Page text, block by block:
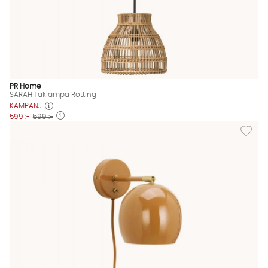
PR Home
SARAH Taklampa Rotting
KAMPANJ
599 :- 599 :-
Lägg